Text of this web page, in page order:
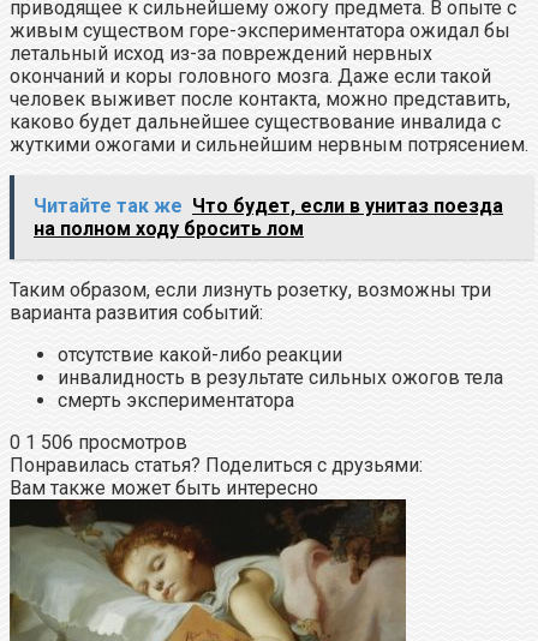
приводящее к сильнейшему ожогу предмета. В опыте с
живым существом горе-экспериментатора ожидал бы
летальный исход из-за повреждений нервных
окончаний и коры головного мозга. Даже если такой
человек выживет после контакта, можно представить,
каково будет дальнейшее существование инвалида с
жуткими ожогами и сильнейшим нервным потрясением.
Читайте так же Что будет, если в унитаз поезда
на полном ходу бросить лом
Таким образом, если лизнуть розетку, возможны три
варианта развития событий:
отсутствие какой-либо реакции
инвалидность в результате сильных ожогов тела
смерть экспериментатора
0 1 506 просмотров
Понравилась статья? Поделиться с друзьями:
Вам также может быть интересно